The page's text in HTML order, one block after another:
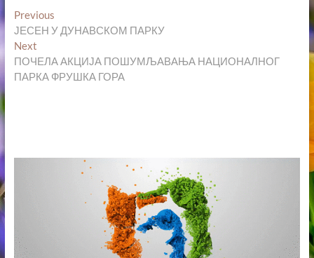
Кретање
чланка
PreviousPrevious
post:
ЈЕСЕН У ДУНАВСКОМ ПАРКУ
NextNext
post:
ПОЧЕЛА АКЦИЈА ПОШУМЉАВАЊА НАЦИОНАЛНОГ
ПАРКА ФРУШКА ГОРА